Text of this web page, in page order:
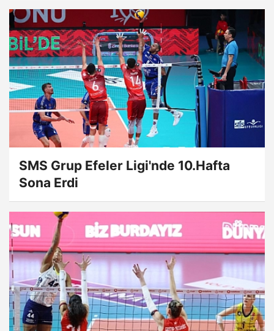
SMS Grup Efeler Ligi'nde 10.Hafta
Sona Erdi